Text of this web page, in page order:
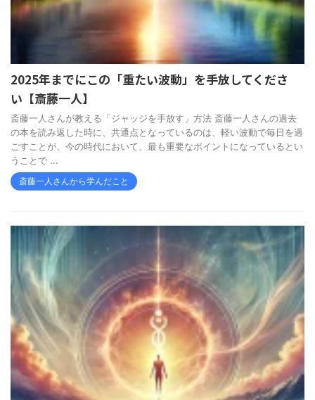
2025年までにこの「重たい波動」を手放してくださ
い【斎藤一人】
斎藤一人さんが教える「ジャッジを手放す」方法 斎藤一人さんの過去
の本を読み返した時に、共通点となっているのは、軽い波動で毎日を過
ごすことが、今の時代において、最も重要なポイントになっているとい
うことで ...
斎藤一人さんから学んだこと